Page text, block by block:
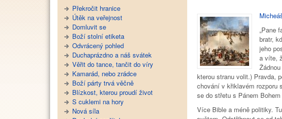
„Pane
bratr,
jeho
a víte,
kterou stranu volit.) Pravda,
chování v křiklavém rozporu
se do střetu s Pánem
Více Bible a méně politiky.
Překročit hranice
Útěk na veřejnost
Domluvit se
Boží stolní etiketa
Odvrácený pohled
Duchaprázdno a náš svátek
Věřit do tance, tančit do víry
Kamarád, nebo zrádce
Boží párty trvá věčně
Blízkost, kterou proudí život
S cuklemi na hory
Nová síla